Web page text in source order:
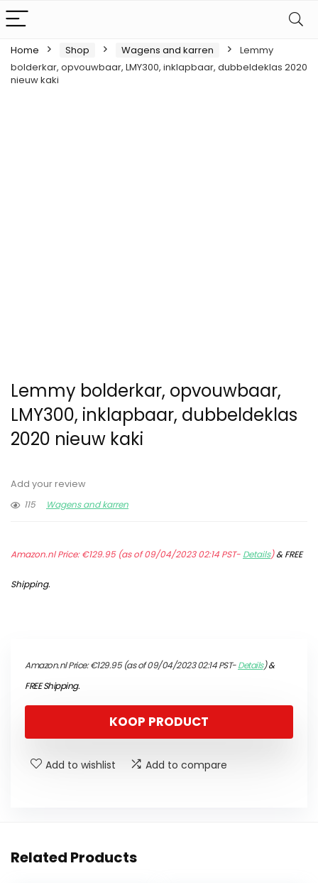
Home Shop Wagens and karren
Lemmy
bolderkar, opvouwbaar, LMY300, inklapbaar, dubbeldeklas 2020
nieuw kaki
Lemmy bolderkar, opvouwbaar,
LMY300, inklapbaar, dubbeldeklas
2020 nieuw kaki
Add your review
115
Wagens and karren
Amazon.nl Price:€129.95(as of 09/04/2023 02:14 PST- Details)&FREE
Shipping.
Amazon.nl Price:€129.95(as of 09/04/2023 02:14 PST-Details)&
FREE Shipping.
KOOP PRODUCT
Add to wishlist Add to compare
Related Products